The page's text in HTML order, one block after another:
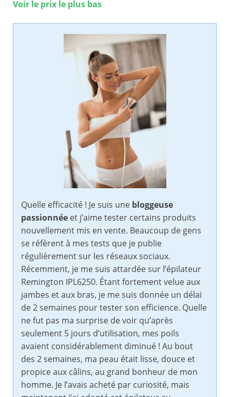
Voir le prix le plus bas
Quelle efficacité ! Je suis une bloggeuse
passionnée et j’aime tester certains produits
nouvellement mis en vente. Beaucoup de gens
se réfèrent à mes tests que je publie
régulièrement sur les réseaux sociaux.
Récemment, je me suis attardée sur l’épilateur
Remington IPL6250. Étant fortement velue aux
jambes et aux bras, je me suis donnée un délai
de 2 semaines pour tester son efficience. Quelle
ne fut pas ma surprise de voir qu’après
seulement 5 jours d’utilisation, mes poils
avaient considérablement diminué ! Au bout
des 2 semaines, ma peau était lisse, douce et
propice aux câlins, au grand bonheur de mon
homme. Je l’avais acheté par curiosité, mais